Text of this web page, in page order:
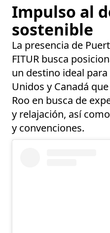
Impulso al
sostenible
La presencia de
FITUR busca
un destino ideal
Unidos y Canadá
Roo en busca de
y relajación, así
y convenciones.